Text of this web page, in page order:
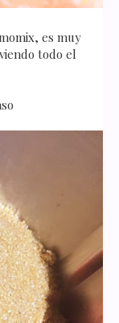
es muy
todo el